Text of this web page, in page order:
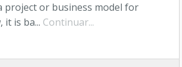
project or business model for
it is ba... Continuar...